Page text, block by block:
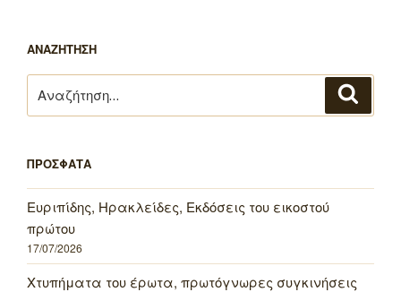
ΑΝΑΖΗΤΗΣΗ
για:
ΠΡΟΣΦΑΤΑ
Ευριπίδης, Ηρακλείδες, Εκδόσεις του εικοστού
πρώτου
17/07/2026
Χτυπήματα του έρωτα, πρωτόγνωρες συγκινήσεις